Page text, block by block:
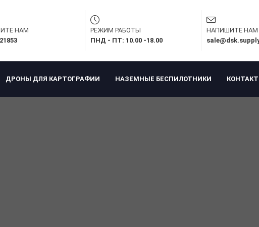
НАМ
РЕЖИМ РАБОТЫ
ПНД - ПТ: 10.00 -18.00
НАПИШИТЕ НАМ
ДРОНЫ ДЛЯ КАРТОГРАФИИ НАЗЕМНЫЕ БЕСПИЛОТНИКИ